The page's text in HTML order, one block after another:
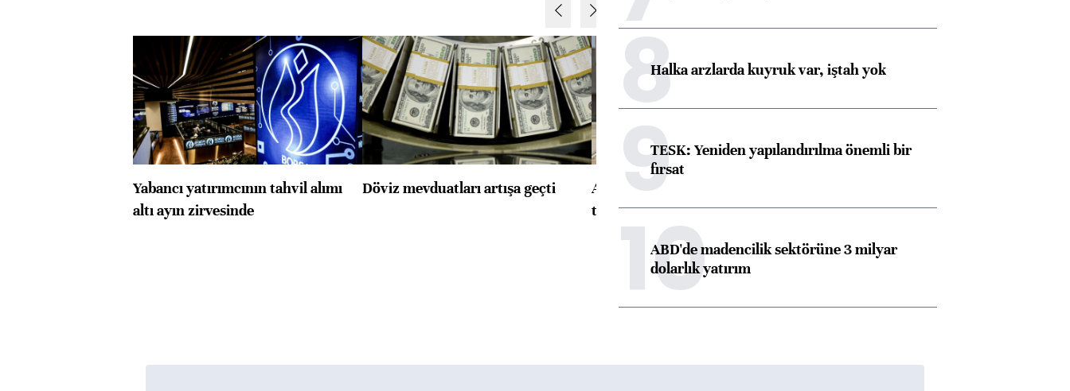
Yabancı yatırımcının tahvil alımı
altı ayın zirvesinde
Döviz mevduatları artışa geçti
ABD'de konut başlangıçları
toparlandı
Almanya, Commerzbank
konusunda Unicredit ile
görüşmelere hazırlanıyor
8Halka arzlarda kuyruk var, iştah yok
9TESK: Yeniden yapılandırılma önemli bir
fırsat
10
ABD'de madencilik sektörüne 3 milyar
dolarlık yatırım